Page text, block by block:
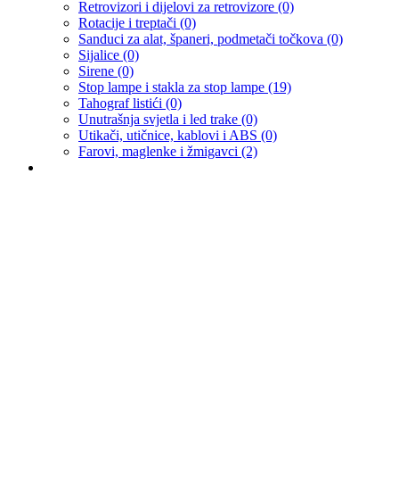
Retrovizori i dijelovi za retrovizore (0)
Rotacije i treptači (0)
Sanduci za alat, španeri, podmetači točkova (0)
Sijalice (0)
Sirene (0)
Stop lampe i stakla za stop lampe (19)
Tahograf listići (0)
Unutrašnja svjetla i led trake (0)
Utikači, utičnice, kablovi i ABS (0)
Farovi, maglenke i žmigavci (2)